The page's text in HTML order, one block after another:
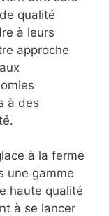
qualité
à leurs
approche
à des
à la ferme
une gamme
haute qualité
à se lancer